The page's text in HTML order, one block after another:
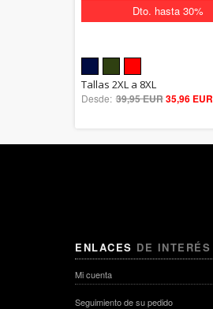
Dto. hasta 30%
5.00
out of 5
Tallas 2XL a 8XL
Desde: 39,95 EUR35,96 EUR
ENLACES DE INTERÉS
Mi cuenta
Seguimiento de su pedido